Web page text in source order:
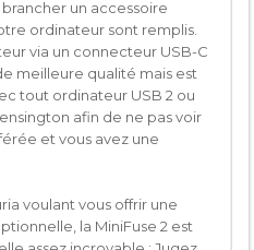
un accessoire
ordinateur sont remplis.
via un connecteur USB-C
meilleure qualité mais est
tout ordinateur USB 2 ou
afin de ne pas voir
et vous avez une
voulant vous offrir une
la MiniFuse 2 est